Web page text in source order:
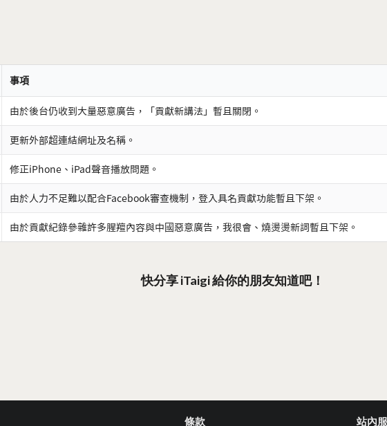
事項
由於後台仍收到大量惡意廣告，「貢獻新講法」暫且關閉。
更新外部超連結網址及名稱。
修正iPhone、iPad聲音播放問題。
由於人力不足難以配合Facebook審查機制，登入具名貢獻功能暫且下架。
由於貢獻紀錄參雜許多腥羶內容與中國惡意廣告，我很會、燒燙燙新詞暫且下架。
快分享 iTaigi 給你的朋友知道吧！
條款 站內